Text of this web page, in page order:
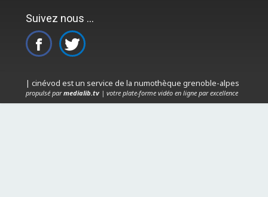
Suivez nous ...
| cinévod est un service de la numothèque grenoble-alpes
propulsé parmedialib.tv| votre plate-forme vidéo en ligne par excellence